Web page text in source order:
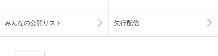
みんなの公開リスト 先行配信